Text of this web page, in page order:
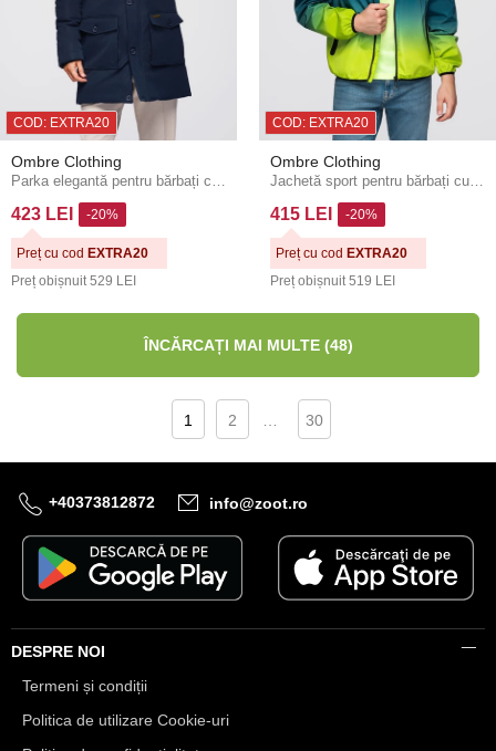
COD: EXTRA20
Ombre Clothing
Parka elegantă pentru bărbați cu buzunare și glugă - albastru închis V2 OM-JAPJ-0287 Ombre Clothing
423 LEI
Preț obișnuit 529 LEI
-20%
Preț cu cod EXTRA20
COD: EXTRA20
Ombre Clothing
Jachetă sport pentru bărbați cu elemente reflectorizante și căptușeală din fleece - turcoaz și verde deschis V1 C641 Ombre Clothing
415 LEI
Preț obișnuit 519 LEI
-20%
Preț cu cod EXTRA20
ÎNCĂRCAȚI MAI MULTE (48)
1 2 … 30
+40373812872 info@zoot.ro
DESPRE NOI
Termeni și condiții
Politica de utilizare Cookie-uri